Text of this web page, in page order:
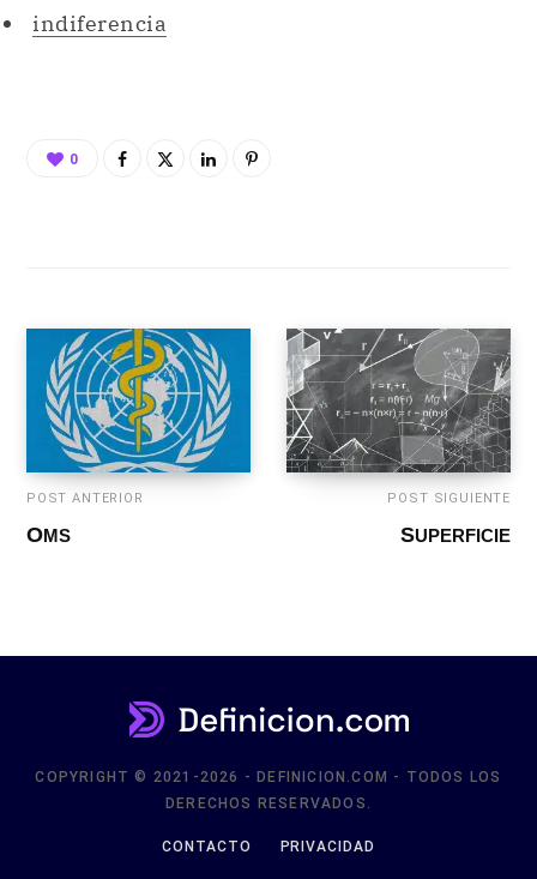
indiferencia
0
POST ANTERIOR
OMS
POST SIGUIENTE
SUPERFICIE
COPYRIGHT © 2021-2026 - DEFINICION.COM - TODOS LOS
DERECHOS RESERVADOS.
CONTACTO PRIVACIDAD